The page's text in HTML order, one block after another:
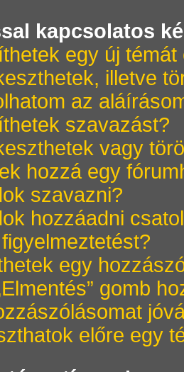
kapcsolatos
egy új
illetve
az
szavazást?
vagy
hozzá egy
szavazni?
hozzáadni
egy
gomb
előre egy